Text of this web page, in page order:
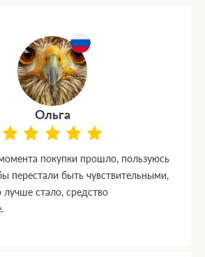
Ольга
покупки прошло, пользуюсь
перестали быть чувствительными,
стало, средство